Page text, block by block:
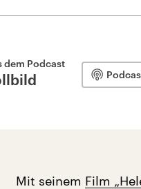
dem Podcast
Mit seinem Film